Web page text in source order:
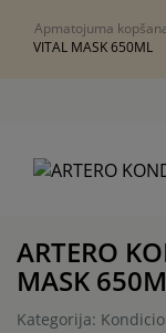
Apmatojuma
VITAL MASK 650ML
ARTERO
MASK
Kategorija: